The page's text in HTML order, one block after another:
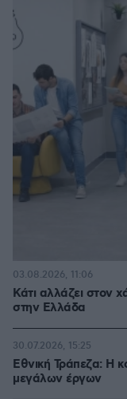
Κάτι αλλάζει στον
στην Ελλάδα
03.08.2026, 11:06
Εθνική Τράπεζα: Η
μεγάλων έργων
30.07.2026, 15:25